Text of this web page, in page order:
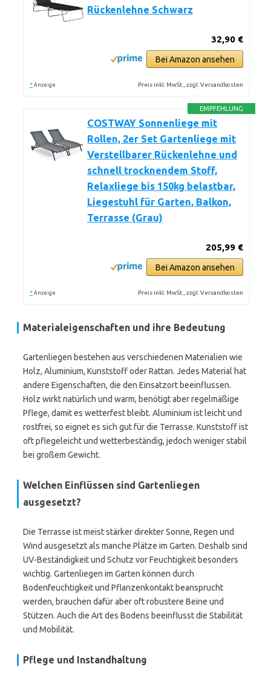
Rückenlehne Schwarz
32,90 €
Bei Amazon ansehen
* Anzeige Preis inkl. MwSt., zzgl. Versandkosten
EMPFEHLUNG
COSTWAY Sonnenliege mit
Rollen, 2er Set Gartenliege mit
Verstellbarer Rückenlehne und
schnell trocknendem Stoff,
Relaxliege bis 150kg belastbar,
Liegestuhl für Garten, Balkon,
Terrasse (Grau)
205,99 €
Bei Amazon ansehen
* Anzeige Preis inkl. MwSt., zzgl. Versandkosten
Materialeigenschaften und ihre Bedeutung
Gartenliegen bestehen aus verschiedenen Materialien wie
Holz, Aluminium, Kunststoff oder Rattan. Jedes Material hat
andere Eigenschaften, die den Einsatzort beeinflussen.
Holz wirkt natürlich und warm, benötigt aber regelmäßige
Pflege, damit es wetterfest bleibt. Aluminium ist leicht und
rostfrei, so eignet es sich gut für die Terrasse. Kunststoff ist
oft pflegeleicht und wetterbeständig, jedoch weniger stabil
bei großem Gewicht.
Welchen Einflüssen sind Gartenliegen
ausgesetzt?
Die Terrasse ist meist stärker direkter Sonne, Regen und
Wind ausgesetzt als manche Plätze im Garten. Deshalb sind
UV-Beständigkeit und Schutz vor Feuchtigkeit besonders
wichtig. Gartenliegen im Garten können durch
Bodenfeuchtigkeit und Pflanzenkontakt beansprucht
werden, brauchen dafür aber oft robustere Beine und
Stützen. Auch die Art des Bodens beeinflusst die Stabilität
und Mobilität.
Pflege und Instandhaltung